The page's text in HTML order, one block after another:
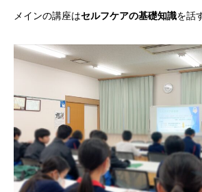
メインの講座はセルフケアの基礎知識を話